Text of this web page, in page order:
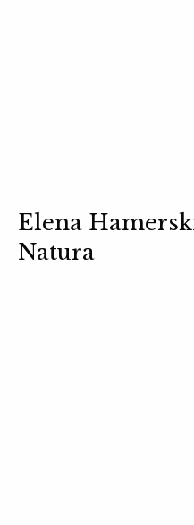
Elena
Natura